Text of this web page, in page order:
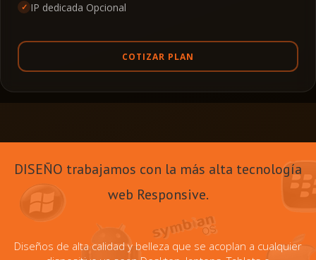
IP dedicada Opcional
COTIZAR PLAN
DISEÑO trabajamos con la más alta tecnología
web Responsive.
Diseños de alta calidad y belleza que se acoplan a cualquier